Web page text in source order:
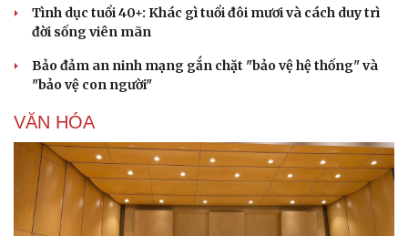
Tình dục tuổi 40+: Khác gì tuổi đôi mươi và cách duy trì
đời sống viên mãn
Bảo đảm an ninh mạng gắn chặt "bảo vệ hệ thống" và
"bảo vệ con người"
VĂN HÓA